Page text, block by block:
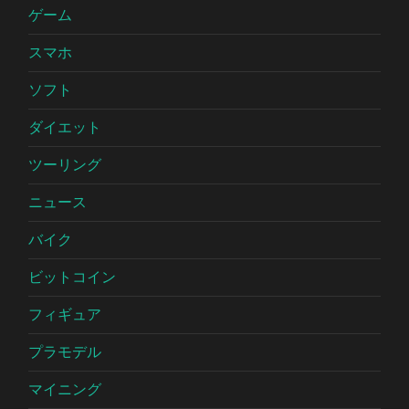
ゲーム
スマホ
ソフト
ダイエット
ツーリング
ニュース
バイク
ビットコイン
フィギュア
プラモデル
マイニング